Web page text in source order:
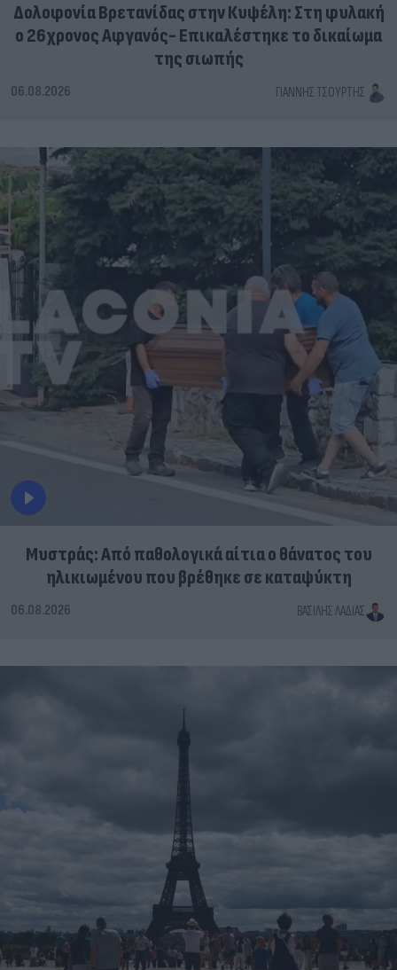
Δολοφονία Βρετανίδας στην Κυψέλη: Στη φυλακή
ο 26χρονος Αφγανός- Επικαλέστηκε το δικαίωμα
της σιωπής
06.08.2026 ΓΙΆΝΝΗΣ ΤΣΟΎΡΤΗΣ
Μυστράς: Από παθολογικά αίτια ο θάνατος του
ηλικιωμένου που βρέθηκε σε καταψύκτη
06.08.2026 ΒΑΣΊΛΗΣ ΛΑΔΙΆΣ